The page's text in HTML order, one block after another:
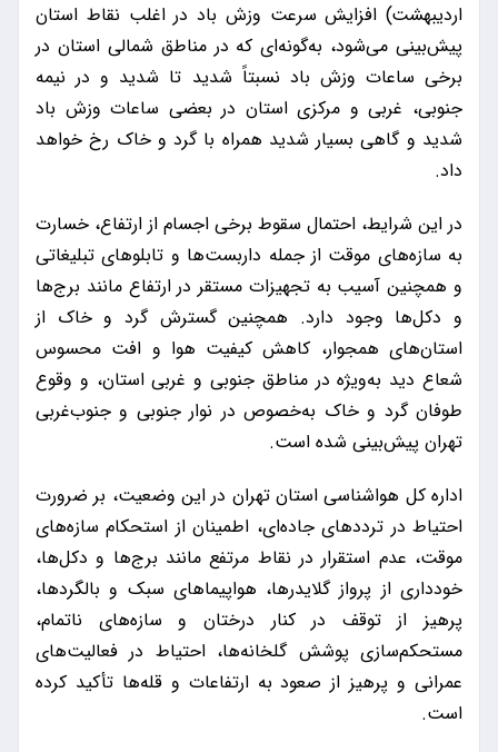
اردیبهشت) افزایش سرعت وزش باد در اغلب نقاط استان
پیش‌بینی می‌شود، به‌گونه‌ای که در مناطق شمالی استان در
برخی ساعات وزش باد نسبتاً شدید تا شدید و در نیمه
جنوبی، غربی و مرکزی استان در بعضی ساعات وزش باد
شدید و گاهی بسیار شدید همراه با گرد و خاک رخ خواهد
داد.
در این شرایط، احتمال سقوط برخی اجسام از ارتفاع، خسارت
به سازه‌های موقت از جمله داربست‌ها و تابلوهای تبلیغاتی
و همچنین آسیب به تجهیزات مستقر در ارتفاع مانند برج‌ها
و دکل‌ها وجود دارد. همچنین گسترش گرد و خاک از
استان‌های همجوار، کاهش کیفیت هوا و افت محسوس
شعاع دید به‌ویژه در مناطق جنوبی و غربی استان، و وقوع
طوفان گرد و خاک به‌خصوص در نوار جنوبی و جنوب‌غربی
تهران پیش‌بینی شده است.
اداره کل هواشناسی استان تهران در این وضعیت، بر ضرورت
احتیاط در ترددهای جاده‌ای، اطمینان از استحکام سازه‌های
موقت، عدم استقرار در نقاط مرتفع مانند برج‌ها و دکل‌ها،
خودداری از پرواز گلایدرها، هواپیماهای سبک و بالگردها،
پرهیز از توقف در کنار درختان و سازه‌های ناتمام،
مستحکم‌سازی پوشش گلخانه‌ها، احتیاط در فعالیت‌های
عمرانی و پرهیز از صعود به ارتفاعات و قله‌ها تأکید کرده
است.